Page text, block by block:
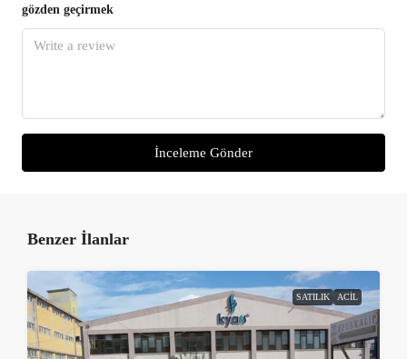
gözden geçirmek
İnceleme Gönder
Benzer İlanlar
SATILIK ACIL